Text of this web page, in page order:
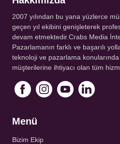
2007 yılından bu yana yüzlerce
geçen yıl ekibini genişleterek
devam etmektedir.Crabs Media
Pazarlamanın farklı ve başarılı
teknoloji ve pazarlama
müşterilerine ihtiyacı olan tüm
Menü
Bizim Ekip